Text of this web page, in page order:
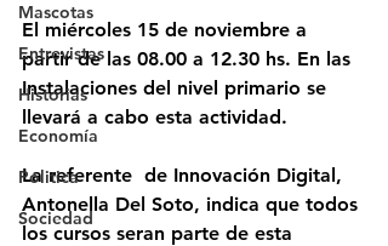
Mascotas
Entrevistas
Historias
Economía
Politica
Sociedad
El miércoles 15 de noviembre a
partir de las 08.00 a 12.30 hs. En las
Instalaciones del nivel primario se
llevará a cabo esta actividad.
La referente  de Innovación Digital,
Antonella Del Soto, indica que todos
los cursos seran parte de esta